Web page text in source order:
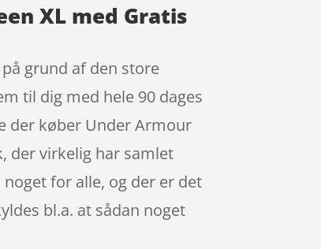
XL med Gratis
grund af den store
til dig med hele 90 dages
der køber Under Armour
der virkelig har samlet
for alle, og der er det
bl.a. at sådan noget